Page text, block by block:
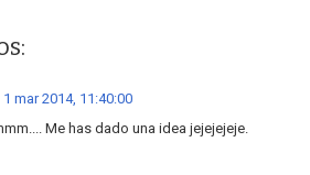
1 mar 2014, 11:40:00
Me has dado una idea jejejejeje.